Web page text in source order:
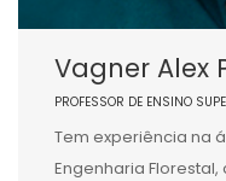
Vagner Alex
PROFESSOR DE ENSINO
Tem experiência na
Engenharia